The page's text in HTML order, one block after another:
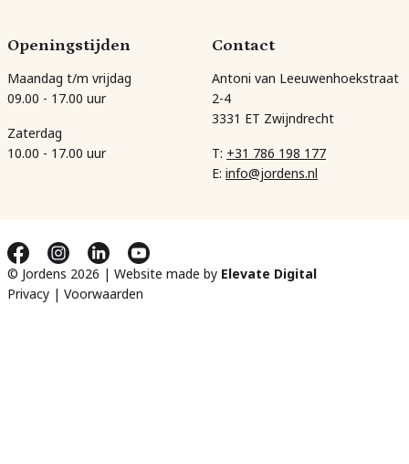
Openingstijden
Maandag t/m vrijdag
09.00 - 17.00 uur
Zaterdag
10.00 - 17.00 uur
Contact
Antoni van Leeuwenhoekstraat
2-4
3331 ET Zwijndrecht
T: +31 786 198 177
E: info@jordens.nl
© Jordens 2026 | Website made by Elevate Digital
Privacy | Voorwaarden